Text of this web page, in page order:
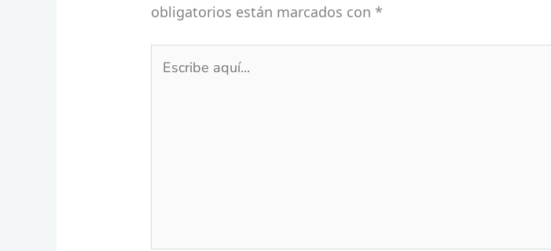
obligatorios están marcados con *
aquí...